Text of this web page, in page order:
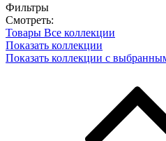
Фильтры
Смотреть:
Товары Все коллекции
Показать коллекции
Показать коллекции с